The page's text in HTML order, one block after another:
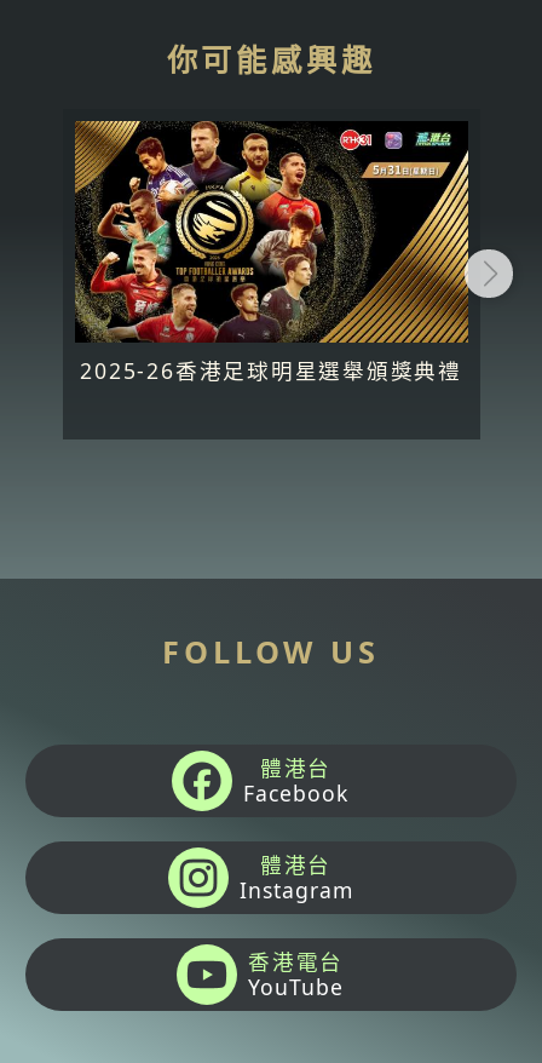
你可能感興趣
2025-26香港足球明星選舉頒獎典禮
FOLLOW US
體港台
Facebook
體港台
Instagram
香港電台
YouTube